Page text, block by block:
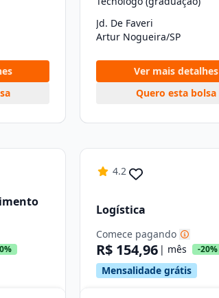
Jd. De Faveri
Artur Nogueira/SP
Ver mais detalhes
Quero esta bolsa
4.2
Logística
Comece pagando
R$ 154,96 | mês -20%
Mensalidade grátis